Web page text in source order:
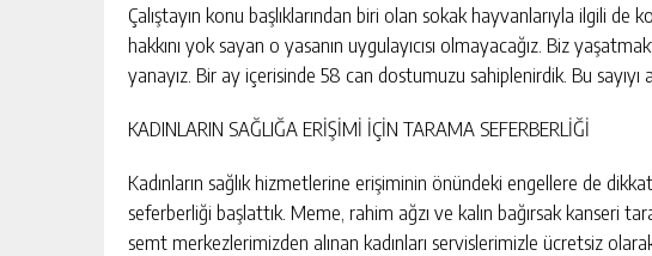
Çalıştayın konu başlıklarından biri olan sokak hayvanlarıyla ilgili de
hakkını yok sayan o yasanın uygulayıcısı olmayacağız. Biz
yanayız. Bir ay içerisinde 58 can dostumuzu sahiplenirdik. Bu sayıyı
KADINLARIN SAĞLIĞA ERİŞİMİ İÇİN TARAMA SEFERBERLİĞİ
Kadınların sağlık hizmetlerine erişiminin önündeki engellere de
seferberliği başlattık. Meme, rahim ağzı ve kalın bağırsak kanseri
semt merkezlerimizden alınan kadınları servislerimizle ücretsiz